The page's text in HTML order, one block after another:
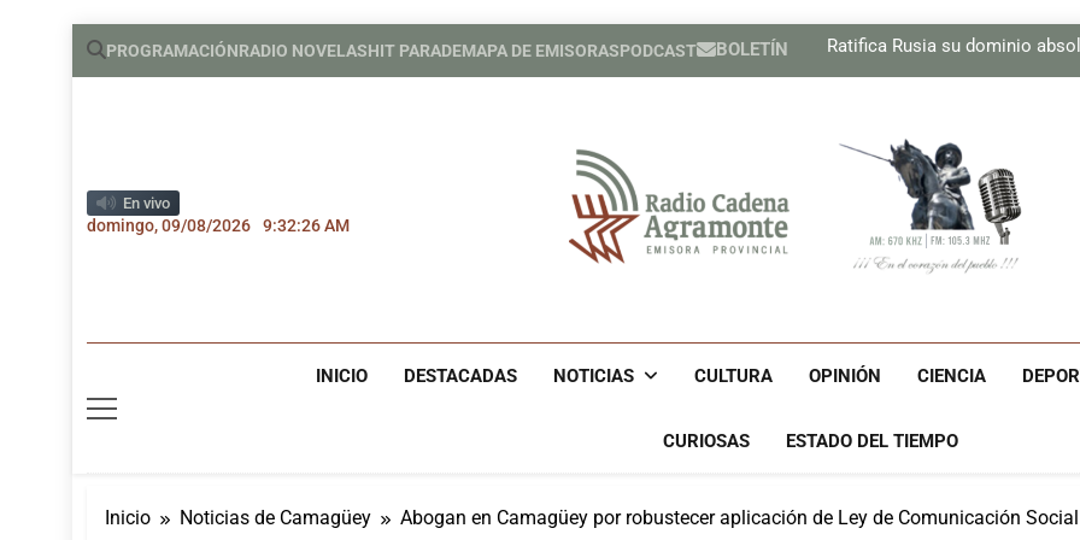
Saltar
PROGRAMACIÓNRADIO NOVELASHIT PARADEMAPA DE EMISORASPODCAST BOLETÍN
Ratifica Rusia su dominio
Regresa Carlos Acosta a un
Ratifica Rusia su dominio
Regresa Carlos Acosta a un
Recibe Díaz-Canel en el
En vivo
domingo, 09/08/2026 9:32:27 AM
Radio Cadena
INICIO DESTACADAS NOTICIAS CULTURA OPINIÓN CIENCIA
CURIOSAS ESTADO DEL TIEMPO
Inicio Noticias de Camagüey Abogan en Camagüey por robustecer aplicación de Ley de Comunicación Social